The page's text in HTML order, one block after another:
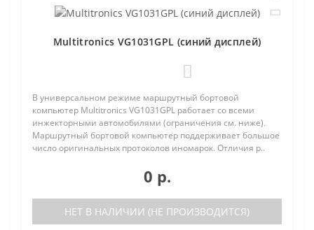
Multitronics VG1031GPL (синий дисплей)
В универсальном режиме маршрутный бортовой
компьютер Multitronics VG1031GPL работает со всеми
инжекторными автомобилями (ограничения см. ниже).
Маршрутный бортовой компьютер поддерживает большое
число оригинальных протоколов иномарок. Отличия р..
0 р.
НЕТ В НАЛИЧИИ (НЕ ПРОИЗВОДИТСЯ)